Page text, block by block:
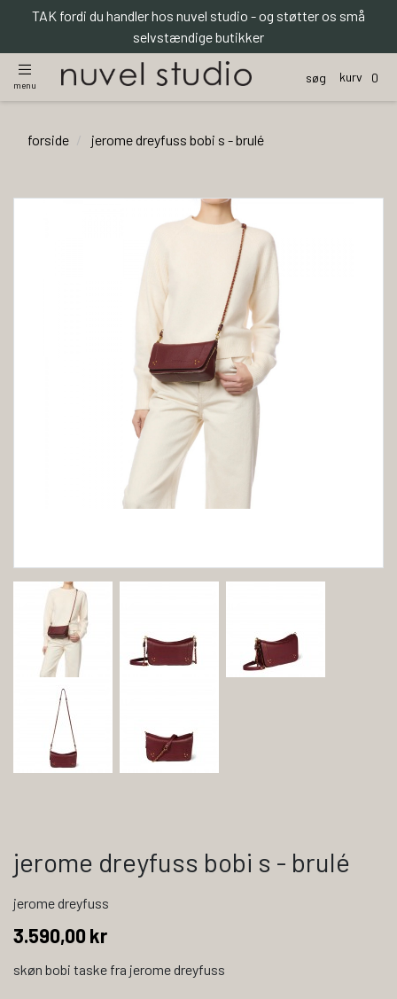
TAK fordi du handler hos nuvel studio - og støtter os små
selvstændige butikker
menu
søg kurv 0
forside jerome dreyfuss bobi s - brulé
jerome dreyfuss bobi s - brulé
jerome dreyfuss
3.590,00 kr
skøn bobi taske fra jerome dreyfuss